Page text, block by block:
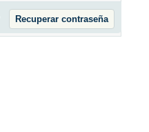
Recuperar contraseña